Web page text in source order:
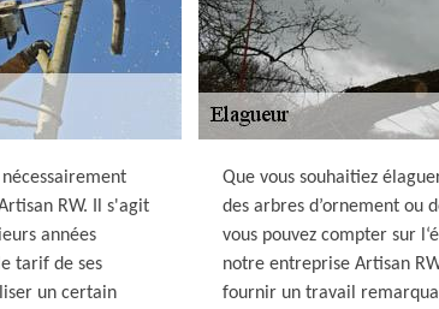
RW. Il s'agit
années
tarif de ses
un certain
Que vous souhaitiez
des arbres d’ornement ou
vous pouvez compter sur
notre entreprise Artisan
fournir un travail